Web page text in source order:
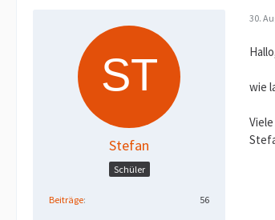
Stefan
Schüler
Beiträge 56
30.
wie